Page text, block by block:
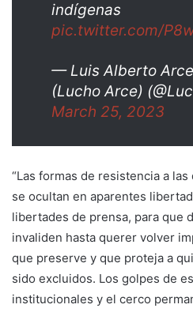
indígenas
pic.twitter.com/
— Luis Alberto
(Lucho Arce)
March 25, 2023
“Las formas de resistencia a
se ocultan en aparentes
libertades de prensa, para que
invaliden hasta querer volver
que preserve y que proteja a
sido excluidos. Los golpes de
institucionales y el cerco